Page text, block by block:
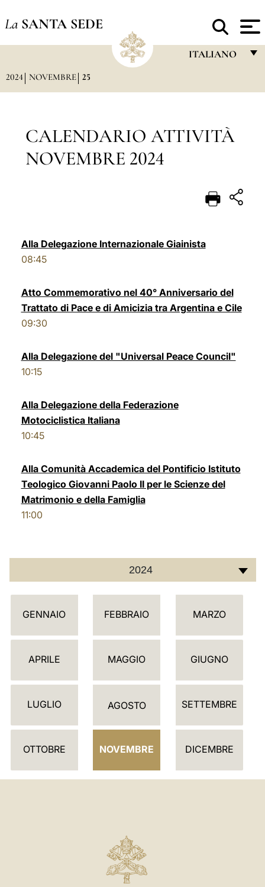
La SANTA SEDE
ITALIANO
DEUTSCH
العربيّة
2024 NOVEMBRE 25
CALENDARIO ATTIVITÀ
NOVEMBRE 2024
Alla Delegazione Internazionale Giainista
08:45
Atto Commemorativo nel 40° Anniversario del
Trattato di Pace e di Amicizia tra Argentina e Cile
09:30
Alla Delegazione del "Universal Peace Council"
10:15
Alla Delegazione della Federazione
Motociclistica Italiana
10:45
Alla Comunità Accademica del Pontificio Istituto
Teologico Giovanni Paolo II per le Scienze del
Matrimonio e della Famiglia
11:00
2024
C
L
D
R
GENNAIO FEBBRAIO MARZO
APRILE MAGGIO GIUGNO
LUGLIO AGOSTO SETTEMBRE
OTTOBRE NOVEMBRE DICEMBRE